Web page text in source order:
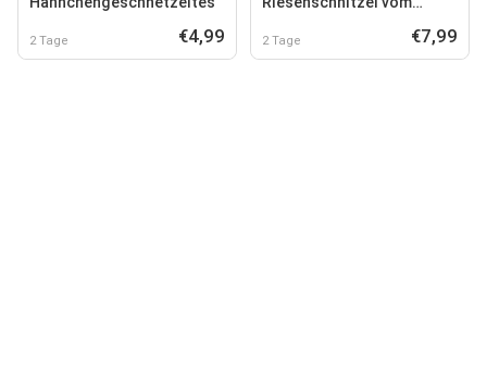
2 Tage €4,99 2 Tage €7,99